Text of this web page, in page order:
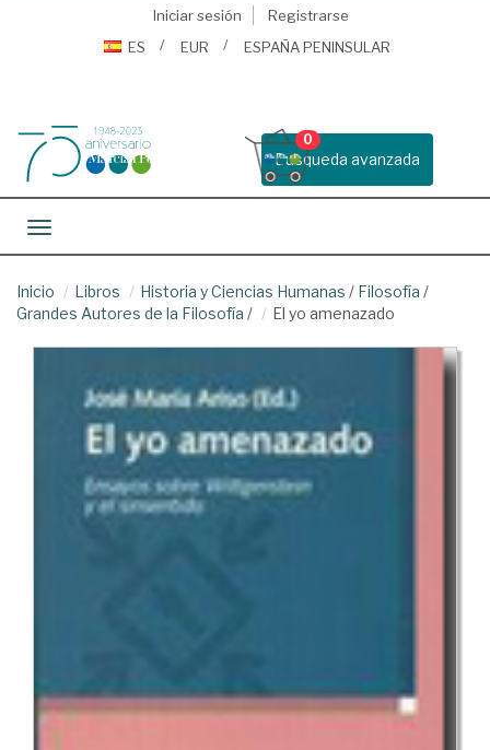
Iniciar sesión
Registrarse
ES
EUR ESPAÑA PENINSULAR
Busqueda avanzada
0
Toggle navigation
Inicio Libros Historia y Ciencias Humanas / Filosofía /
Grandes Autores de la Filosofía / El yo amenazado